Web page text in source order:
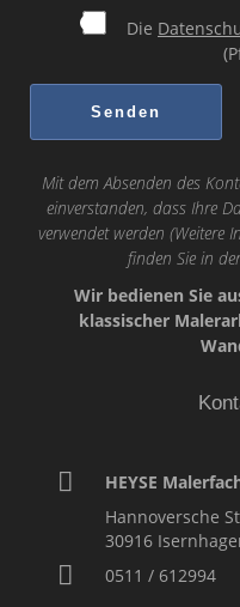
Die
Mit dem Absenden des
einverstanden, dass Ihre
verwendet werden (Weitere
finden Sie in
Wir bedienen Sie
klassischer
HEYSE
Hannoversche
30916
0511 / 612994